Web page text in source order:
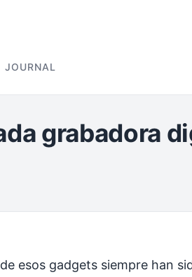
JOURNAL
grabadora
esos gadgets siempre han